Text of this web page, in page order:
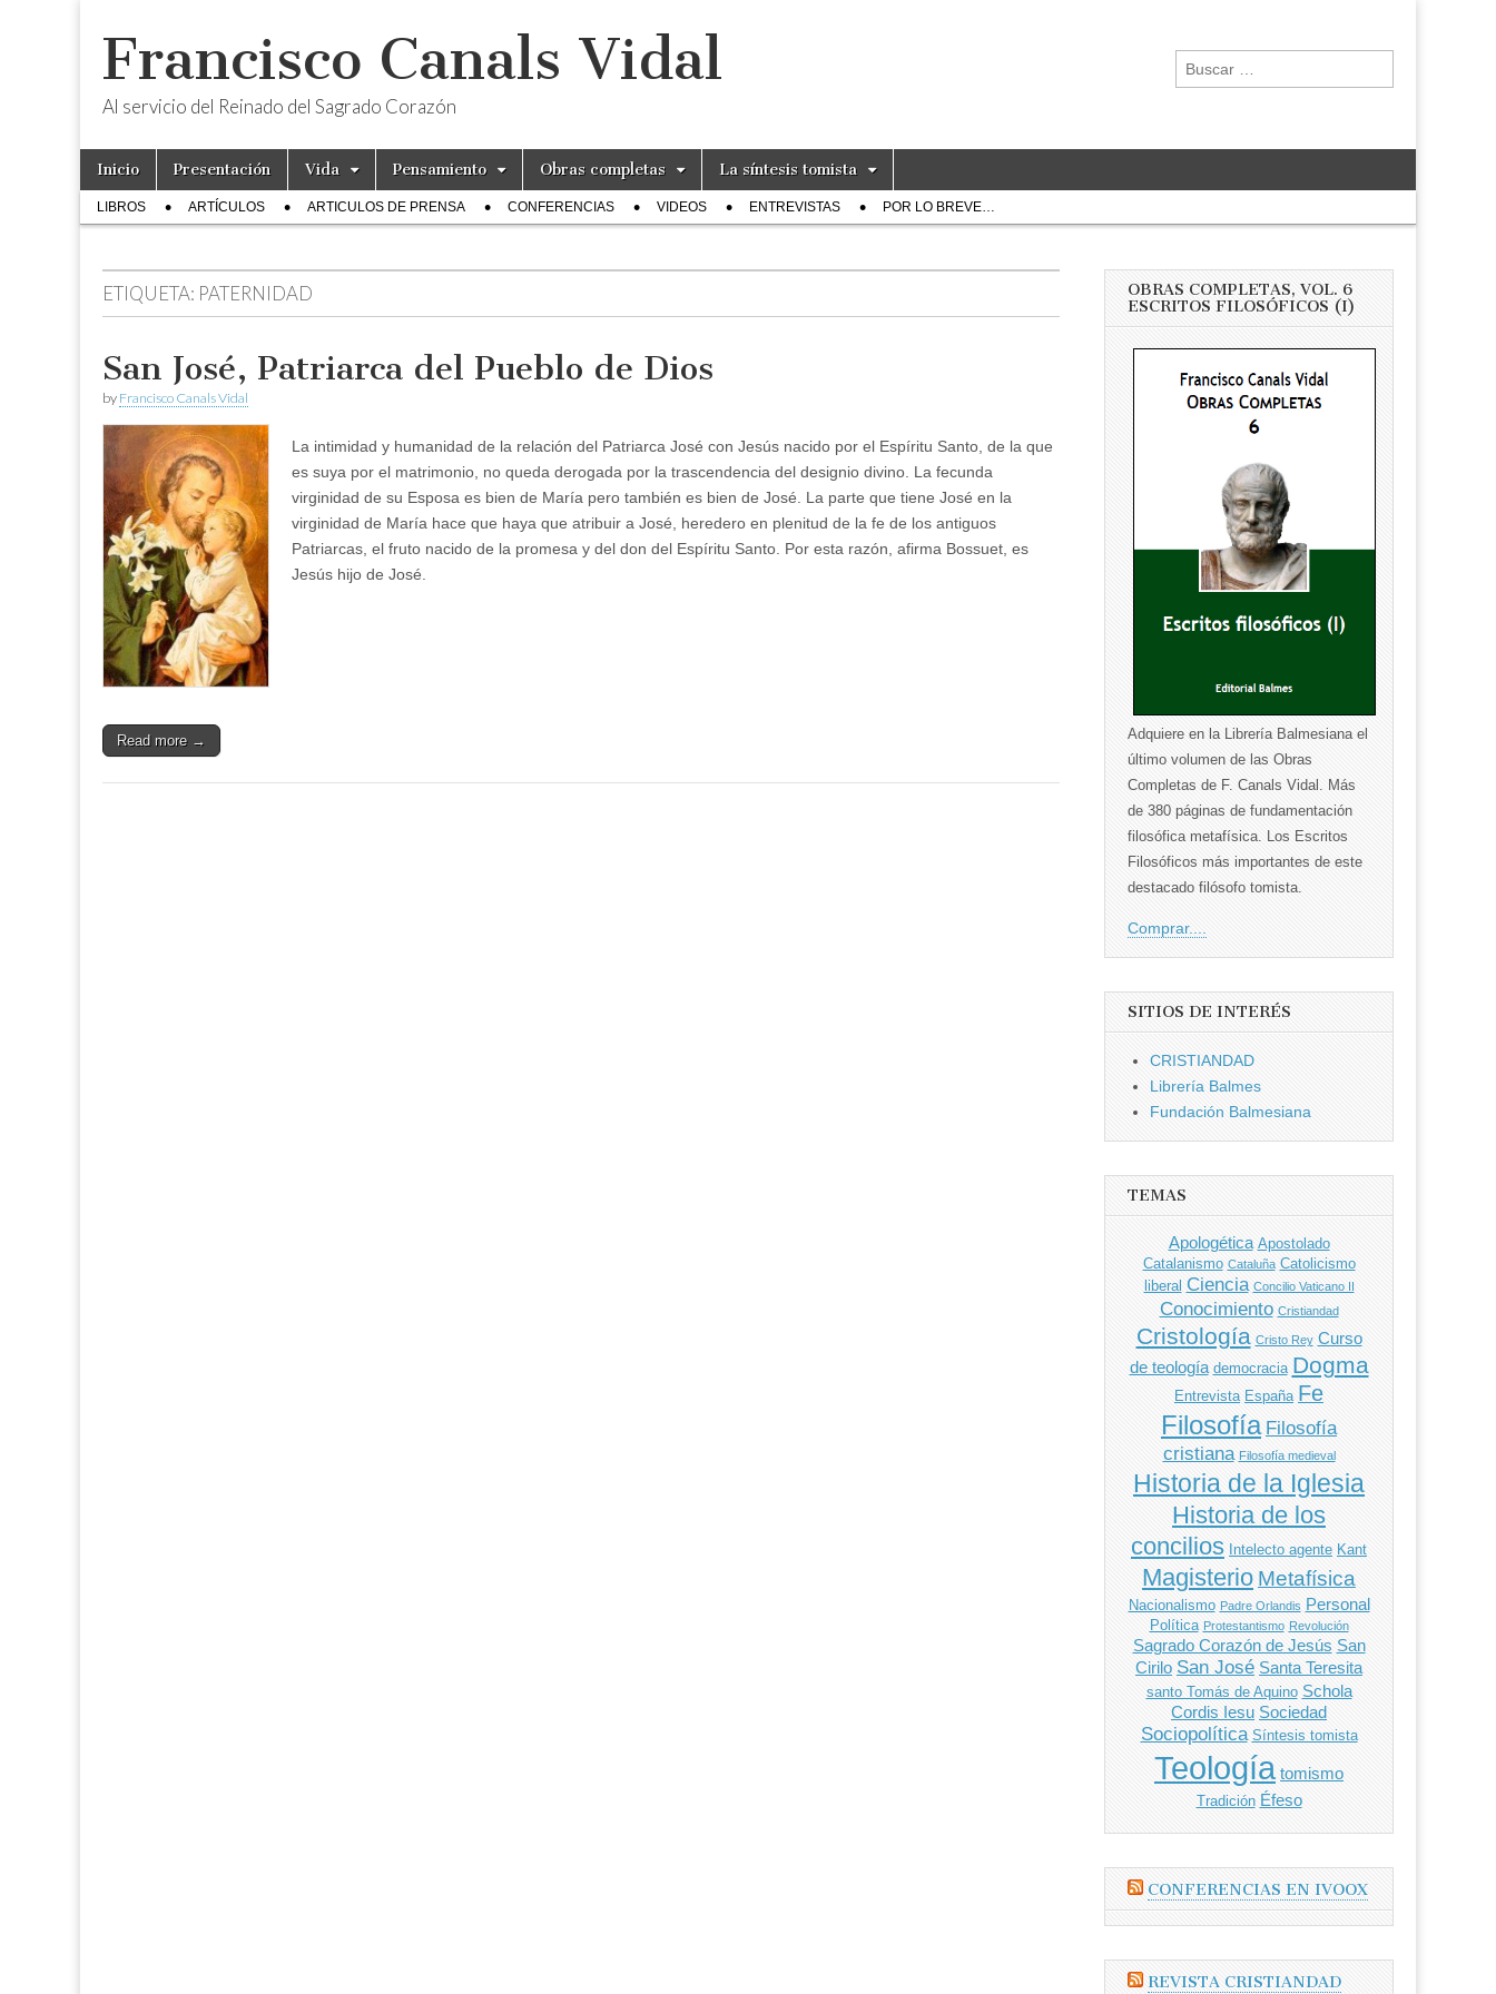
Francisco Canals Vidal
Al servicio del Reinado del Sagrado Corazón
Buscar:
Main
menu
Skip
content
Inicio Presentación Vida Pensamiento Obras completas La síntesis tomista
Sub
menu
LIBROS ARTÍCULOS ARTICULOS DE PRENSA CONFERENCIAS VIDEOS ENTREVISTAS POR LO BREVE…
ETIQUETA: PATERNIDAD
San José, Patriarca del Pueblo de Dios
by Francisco Canals Vidal
La intimidad y humanidad de la relación del Patriarca José con Jesús nacido por el Espíritu Santo, de la que
es suya por el matrimonio, no queda derogada por la trascendencia del designio divino. La fecunda
virginidad de su Esposa es bien de María pero también es bien de José. La parte que tiene José en la
virginidad de María hace que haya que atribuir a José, heredero en plenitud de la fe de los antiguos
Patriarcas, el fruto nacido de la promesa y del don del Espíritu Santo. Por esta razón, afirma Bossuet, es
Jesús hijo de José.
Read more →
OBRAS COMPLETAS, VOL. 6
ESCRITOS FILOSÓFICOS (I)
Adquiere en la Librería Balmesiana el
último volumen de las Obras
Completas de F. Canals Vidal. Más
de 380 páginas de fundamentación
filosófica metafísica. Los Escritos
Filosóficos más importantes de este
destacado filósofo tomista.
Comprar....
SITIOS DE INTERÉS
CRISTIANDAD
Librería Balmes
Fundación Balmesiana
TEMAS
Apologética Apostolado
Catalanismo Cataluña Catolicismo
liberal Ciencia Concilio Vaticano II
Conocimiento Cristiandad
Cristología Cristo Rey Curso
de teología democracia Dogma
Entrevista España Fe
Filosofía Filosofía
cristiana Filosofía medieval
Historia de la Iglesia
Historia de los
concilios Intelecto agente Kant
Magisterio Metafísica
Nacionalismo Padre Orlandis Personal
Política Protestantismo Revolución
Sagrado Corazón de Jesús San
Cirilo San José Santa Teresita
santo Tomás de Aquino Schola
Cordis Iesu Sociedad
Sociopolítica Síntesis tomista
Teología tomismo
Tradición Éfeso
CONFERENCIAS EN IVOOX
REVISTA CRISTIANDAD